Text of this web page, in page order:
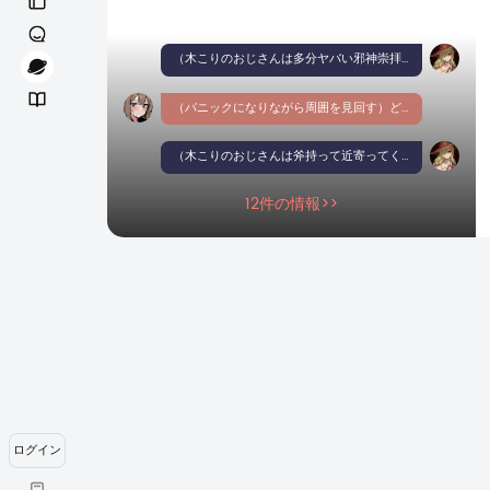
ログイン
（木こりのおじさんは多分ヤバい邪神崇拝してる。人身御供を望むグロゴロスとかだろう。）キャシー、ミオ達では多分説得は無理、これ戦闘になるよ。（ナイフ構える。キャシーは何が出来る？マッチ生成位か。）
（パニックになりながら周囲を見回す）ど、どうしよう. . .（涙目でマッチ箱を取り出し、震える指で一本火をつける）わ、私にできることってこれくらいしか. . .
（木こりのおじさんは斧持って近寄ってくる。やべぇ！絶対強い！）ミオは何出来るか、んー（ガラス片木こりのおじさんの目に投げる。勿論木こりのおじさんの命中率が下がる）これでもまだ不安だな。（仲間のゾンビはフラフラしてる）
12件の情報>>